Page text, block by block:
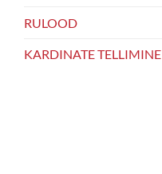
RULOOD
KARDINATE TELLIMINE